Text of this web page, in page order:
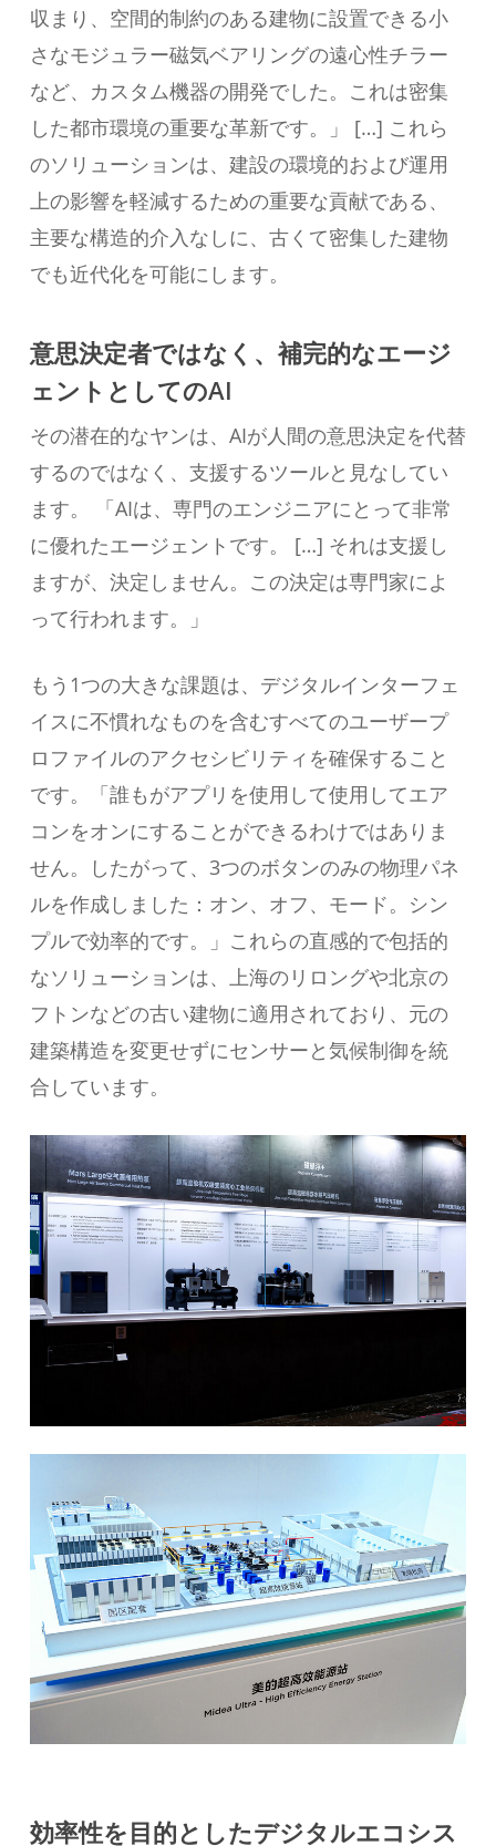
収まり、空間的制約のある建物に設置できる小
さなモジュラー磁気ベアリングの遠心性チラー
など、カスタム機器の開発でした。これは密集
した都市環境の重要な革新です。」 […] これら
のソリューションは、建設の環境的および運用
上の影響を軽減するための重要な貢献である、
主要な構造的介入なしに、古くて密集した建物
でも近代化を可能にします。
意思決定者ではなく、補完的なエージ
ェントとしてのAI
その潜在的なヤンは、AIが人間の意思決定を代替
するのではなく、支援するツールと見なしてい
ます。 「AIは、専門のエンジニアにとって非常
に優れたエージェントです。 […] それは支援し
ますが、決定しません。この決定は専門家によ
って行われます。」
もう1つの大きな課題は、デジタルインターフェ
イスに不慣れなものを含むすべてのユーザープ
ロファイルのアクセシビリティを確保すること
です。「誰もがアプリを使用して使用してエア
コンをオンにすることができるわけではありま
せん。したがって、3つのボタンのみの物理パネ
ルを作成しました：オン、オフ、モード。シン
プルで効率的です。」これらの直感的で包括的
なソリューションは、上海のリロングや北京の
フトンなどの古い建物に適用されており、元の
建築構造を変更せずにセンサーと気候制御を統
合しています。
効率性を目的としたデジタルエコシス